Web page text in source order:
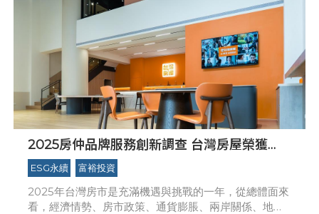
2025房仲品牌服務創新調查 台灣房屋榮獲
「科技服務創新獎」及「連續18年榮獲科技服
務創新大獎」
ESG永續 富裕投資
2025年台灣房市是充滿機遇與挑戰的一年，從總體面來
看，經濟情勢、房市政策、通貨膨脹、兩岸關係、地緣